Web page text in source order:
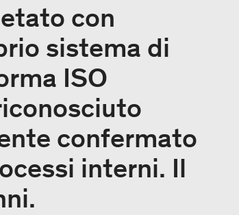
con
sistema di
ISO
confermato
interni. Il